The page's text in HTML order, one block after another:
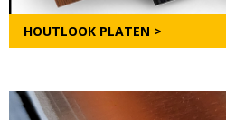
HOUTLOOK PLATEN >